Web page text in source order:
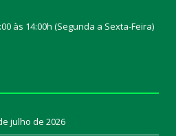
às 14:00h (Segunda a Sexta-Feira)
julho de 2026